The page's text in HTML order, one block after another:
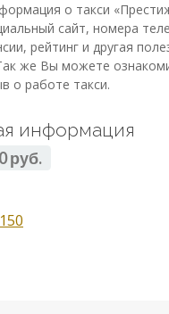
о такси
сайт, номера
рейтинг и другая
же Вы можете
о работе такси.
информация
руб.